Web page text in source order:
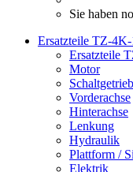
Sie haben
Ersatzteile TZ-
Ersatzteile
Motor
Vorderachse
Hinterachse
Lenkung
Hydraulik
Plattform /
Elektrik